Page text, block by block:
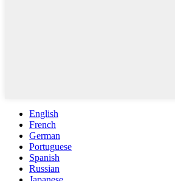
English
French
German
Portuguese
Spanish
Russian